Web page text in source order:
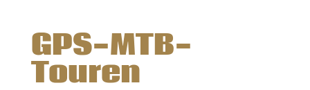
GPS-MTB-
Touren